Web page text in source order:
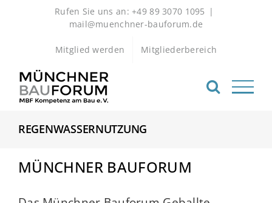
Rufen Sie uns an: +49 89 3070 1095 |
mail@muenchner-bauforum.de
Mitglied werden Mitgliederbereich
REGENWASSERNUTZUNG
MÜNCHNER BAUFORUM